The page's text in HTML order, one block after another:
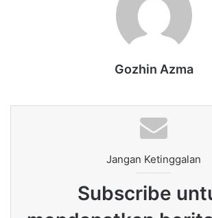
Gozhin Azma
Jangan Ketinggalan
Subscribe